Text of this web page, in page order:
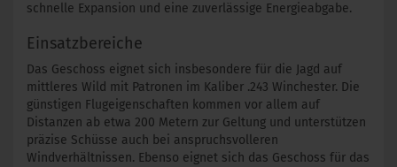
schnelle Expansion und eine zuverlässige Energieabgabe.
Einsatzbereiche
Das Geschoss eignet sich insbesondere für die Jagd auf
mittleres Wild mit Patronen im Kaliber .243 Winchester. Die
günstigen Flugeigenschaften kommen vor allem auf
Distanzen ab etwa 200 Metern zur Geltung und unterstützen
präzise Schüsse auch bei anspruchsvolleren
Windverhältnissen. Ebenso eignet sich das Geschoss für das